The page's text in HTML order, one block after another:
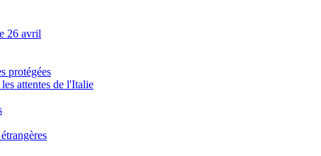
26 avril
protégées
attentes de l'Italie